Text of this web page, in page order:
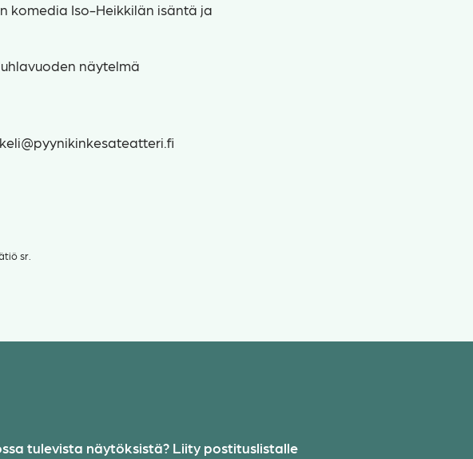
komedia Iso-Heikkilän isäntä ja
näytelmä
sr.
tulevista näytöksistä? Liity postituslistalle